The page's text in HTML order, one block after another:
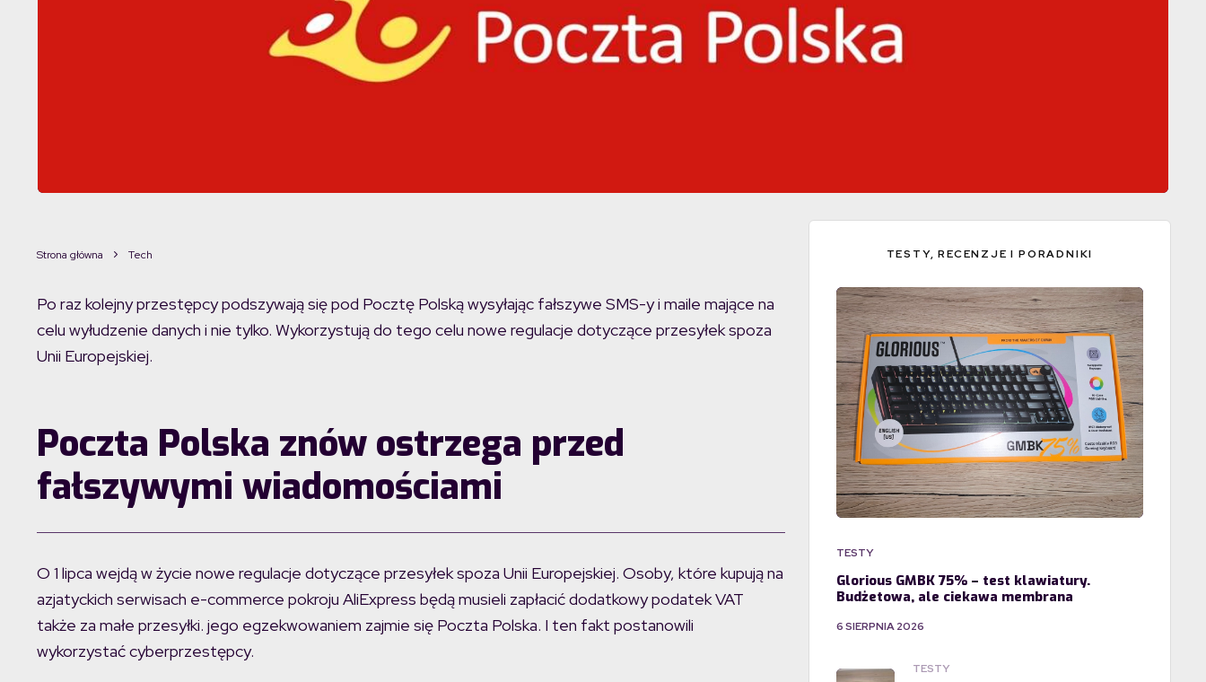
Strona główna Tech
Po raz kolejny przestępcy podszywają się pod Pocztę Polską wysyłając fałszywe SMS-y i maile mające na
celu wyłudzenie danych i nie tylko. Wykorzystują do tego celu nowe regulacje dotyczące przesyłek spoza
Unii Europejskiej.
Poczta Polska znów ostrzega przed
fałszywymi wiadomościami
O 1 lipca wejdą w życie nowe regulacje dotyczące przesyłek spoza Unii Europejskiej. Osoby, które kupują na
azjatyckich serwisach e-commerce pokroju AliExpress będą musieli zapłacić dodatkowy podatek VAT
także za małe przesyłki. jego egzekwowaniem zajmie się Poczta Polska. I ten fakt postanowili
wykorzystać cyberprzestępcy.
TESTY, RECENZJE I PORADNIKI
TESTY
Glorious GMBK 75% – test klawiatury.
Budżetowa, ale ciekawa membrana
6 SIERPNIA 2026
TESTY